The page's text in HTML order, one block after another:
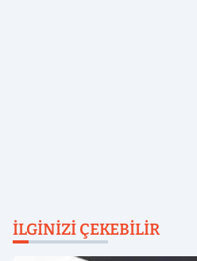
İLGINIZI ÇEKEBILIR